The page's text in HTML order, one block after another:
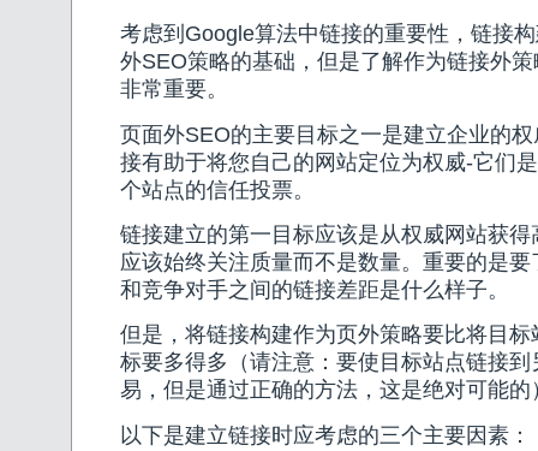
考虑到Google算法中链接的重要性，链接
外SEO策略的基础，但是了解作为链接外
非常重要。
页面外SEO的主要目标之一是建立企业的
接有助于将您自己的网站定位为权威-它们
个站点的信任投票。
链接建立的第一目标应该是从权威网站获
应该始终关注质量而不是数量。重要的是
和竞争对手之间的链接差距是什么样子。
但是，将链接构建作为页外策略要比将目
标要多得多（请注意：要使目标站点链接
易，但是通过正确的方法，这是绝对可能的
以下是建立链接时应考虑的三个主要因素：